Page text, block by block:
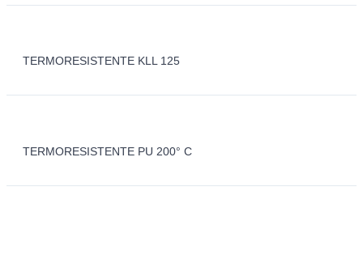
TERMORESISTENTE KLL 125
TERMORESISTENTE PU 200° C